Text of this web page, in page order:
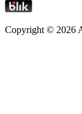
Copyright © 2026